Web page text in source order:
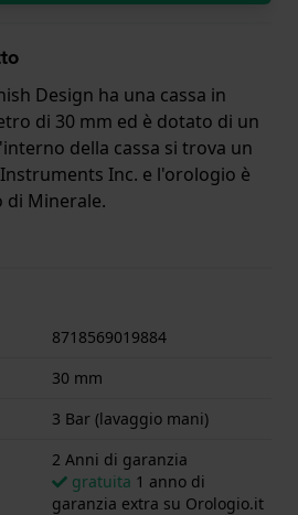
Design ha una cassa in
di 30 mm ed è dotato di un
della cassa si trova un
Inc. e l'orologio è
Minerale.
garanzia.
8718569019884
30 mm
3 Bar (lavaggio mani)
2 Anni di garanzia
gratuita 1 anno di
garanzia extra su Orologio.it